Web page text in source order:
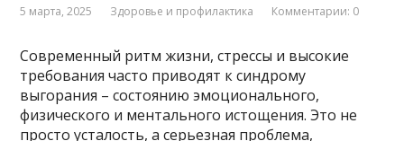
5 марта, 2025 Здоровье и профилактика Комментарии: 0
Современный ритм жизни, стрессы и высокие
требования часто приводят к синдрому
выгорания – состоянию эмоционального,
физического и ментального истощения. Это не
просто усталость, а серьезная проблема,